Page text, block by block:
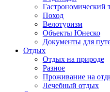
Гастрономический
Поход
Велотуризм
Объекты Юнеско
Документы для
Отдых
Отдых на природе
Разное
Проживание на
Лечебный отдых